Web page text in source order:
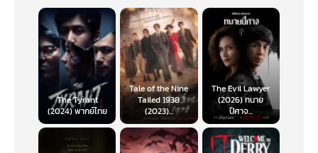
The Tyrant
(2024) พากย์ไทย
Tale of the Nine
Tailed 1938
(2023)...
The Evil Lawyer
(2026) ทนาย
ปีศาจ...